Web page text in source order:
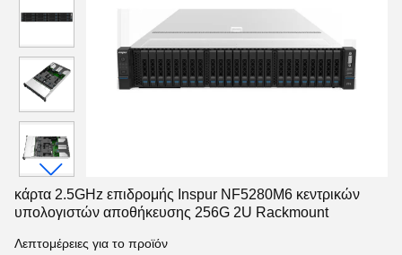
κάρτα 2.5GHz επιδρομής Inspur NF5280M6 κεντρικών
υπολογιστών αποθήκευσης 256G 2U Rackmount
Λεπτομέρειες για το προϊόν